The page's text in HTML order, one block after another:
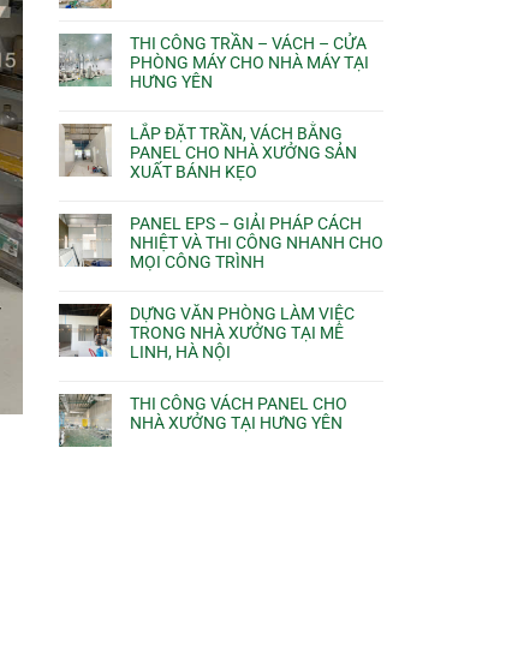
THI CÔNG TRẦN – VÁCH – CỬA
PHÒNG MÁY CHO NHÀ MÁY TẠI
HƯNG YÊN
LẮP ĐẶT TRẦN, VÁCH BẰNG
PANEL CHO NHÀ XƯỞNG SẢN
XUẤT BÁNH KẸO
PANEL EPS – GIẢI PHÁP CÁCH
NHIỆT VÀ THI CÔNG NHANH CHO
MỌI CÔNG TRÌNH
DỰNG VĂN PHÒNG LÀM VIỆC
TRONG NHÀ XƯỞNG TẠI MÊ
LINH, HÀ NỘI
THI CÔNG VÁCH PANEL CHO
NHÀ XƯỞNG TẠI HƯNG YÊN